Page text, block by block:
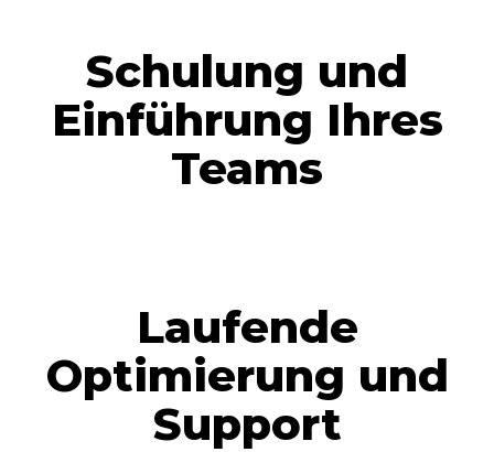
Schulung und
Einführung Ihres
Teams
Laufende
Optimierung und
Support